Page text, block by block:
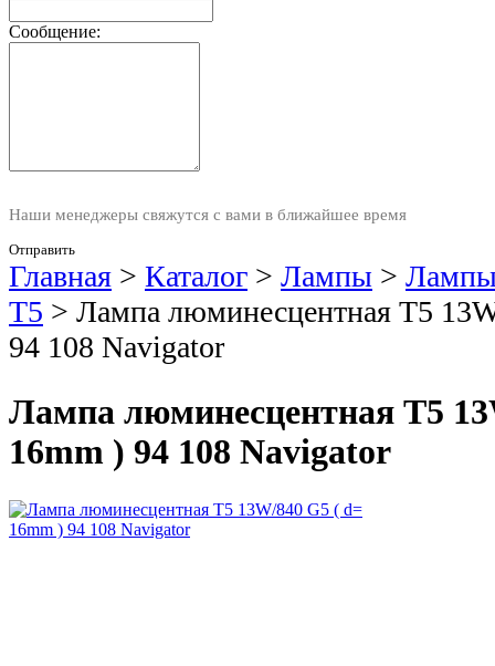
Сообщение:
Наши менеджеры свяжутся с вами в ближайшее время
Отправить
Главная > Каталог > Лампы >
Т5 > Лампа люминесцентная T5
94 108 Navigator
Лампа люминесцентная T5
16mm ) 94 108 Navigator